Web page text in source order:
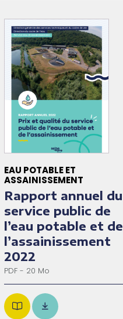
EAU POTABLE ET
ASSAINISSEMENT
Rapport annuel du
service public de
l’eau potable et de
l’assainissement
2022
PDF - 20 Mo